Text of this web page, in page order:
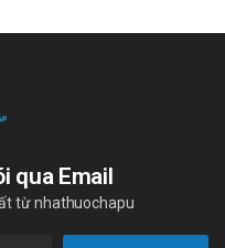
qua Email
từ nhathuochapu